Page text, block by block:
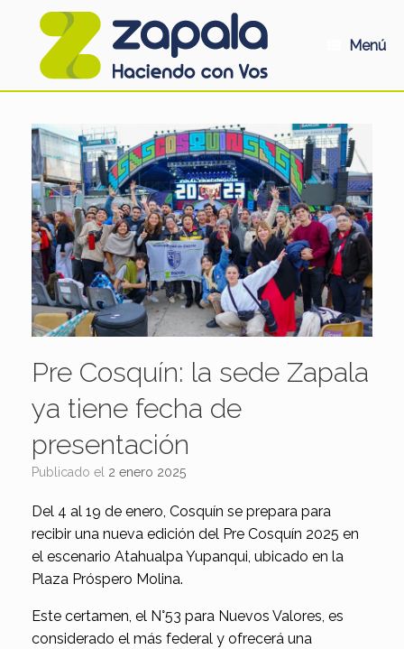
Menú
Pre Cosquín: la sede Zapala
ya tiene fecha de
presentación
Publicado el 2 enero 2025
Del 4 al 19 de enero, Cosquín se prepara para
recibir una nueva edición del Pre Cosquín 2025 en
el escenario Atahualpa Yupanqui, ubicado en la
Plaza Próspero Molina.
Este certamen, el N°53 para Nuevos Valores, es
considerado el más federal y ofrecerá una